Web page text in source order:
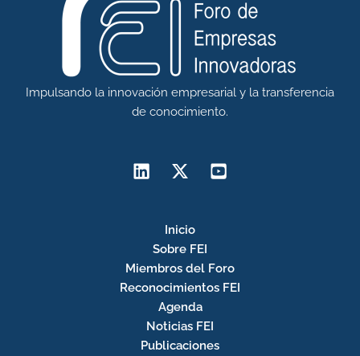
Impulsando la innovación empresarial y la transferencia
de conocimiento.
Inicio
Sobre FEI
Miembros del Foro
Reconocimientos FEI
Agenda
Noticias FEI
Publicaciones